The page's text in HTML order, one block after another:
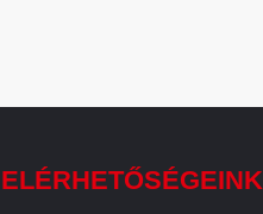
ELÉRHETŐSÉGEINK